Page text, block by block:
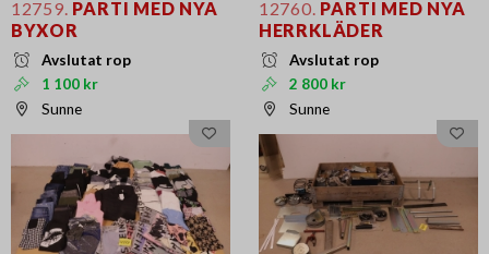
12759. PARTI MED NYA
BYXOR
Avslutat rop
1 100 kr
Sunne
12760. PARTI MED NYA
HERRKLÄDER
Avslutat rop
2 800 kr
Sunne